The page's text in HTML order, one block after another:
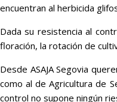
encuentran al herbicida
Dada su resistencia al
floración, la rotación de
Desde ASAJA Segovia
como al de Agricultura de
control no supone ningún